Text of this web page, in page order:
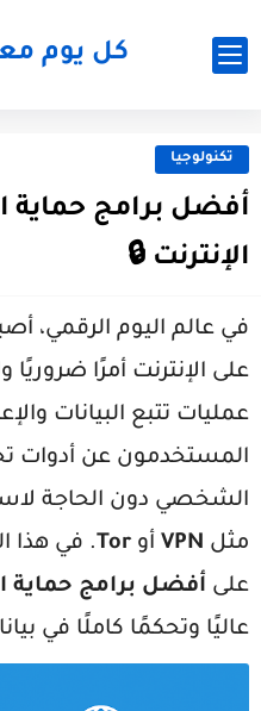
كل يوم
تكنولوجيا
أفضل برامج
الإنترنت 🔒
في عالم اليوم الرقمي،
على الإنترنت أمرًا
عمليات تتبع البيانات
المستخدمون عن أدوات
الشخصي دون الحاجة
مثل VPN أوTor . في هذا
على أفضل برامج
عاليًا وتحكمًا كاملًا في